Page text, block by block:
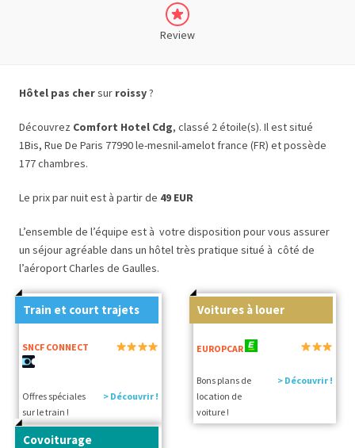
Review
Hôtel pas chersur roissy?
Découvrez Comfort Hotel Cdg, classé 2 étoile(s). Il est situé
1Bis, Rue De Paris 77990 le-mesnil-amelot france (FR) et possède
177 chambres.
Le prix par nuit est à partir de 49 EUR
L’ensemble de l’équipe est à votre disposition pour vous assurer
un séjour agréable dans un hôtel très pratique situé à côté de
l’aéroport Charles de Gaulles.
Train et court trajets
SNCF CONNECT
Offres spéciales
sur le train !
> Découvrir !
Voitures à louer
EUROPCAR
Bons plans de
location de
voiture !
> Découvrir !
Covoiturage